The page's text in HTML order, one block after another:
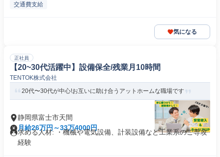
交通費支給
気になる
正社員
【20~30代活躍中】設備保全/残業月10時間
TENTOK株式会社
20代〜30代が中心!お互いに助け合うアットホームな職場です
静岡県富士市天間
月給26万円～33万4000円
求める人材: ・機械や電気設備、計装設備など工業系のご専攻
経験